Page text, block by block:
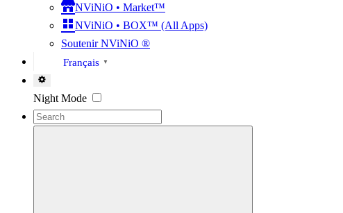
NViNiO • Market™
NViNiO • BOX™ (All Apps)
Soutenir NViNiO ®
Français ▼
Night Mode